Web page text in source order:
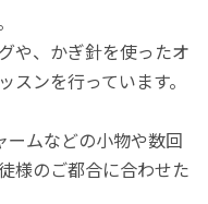
や、かぎ針を使ったオ
ンを行っています。
ムなどの小物や数回
様のご都合に合わせた